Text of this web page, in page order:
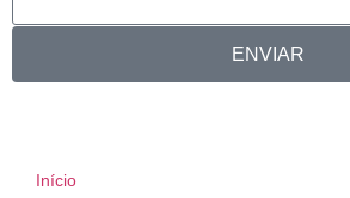
ENVIAR
Início